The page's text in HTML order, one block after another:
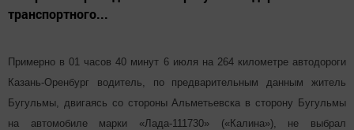
транспортного...
Примерно в 01 часов 40 минут 6 июля на 264 километре автодороги
Казань-Оренбург водитель, по предварительным данным житель
Бугульмы, двигаясь со стороны Альметьевска в сторону Бугульмы
на автомобиле марки «Лада-111730» («Калина»), не выбрал